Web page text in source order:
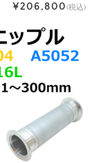
¥206,800(税込)